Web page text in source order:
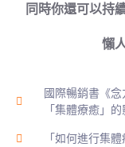
同時你還可以持
懶
國際暢銷書《
「集體療癒」
「如何進行集